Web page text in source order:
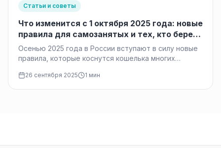
Статьи и советы
Что изменится с 1 октября 2025 года: новые
правила для самозанятых и тех, кто берет
кредиты
Осенью 2025 года в России вступают в силу новые
правила, которые коснутся кошелька многих
26 сентября 2025 1 мин